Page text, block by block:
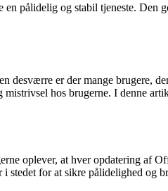
pålidelig og stabil tjeneste. Den
er der mange brugere,
hos brugerne. I denne
oplever, at hver opdatering af
stedet for at sikre pålidelighed og